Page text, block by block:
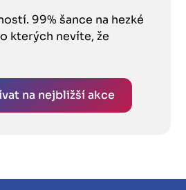
99% šance na hezké
kterých nevíte, že
na nejbližší akce